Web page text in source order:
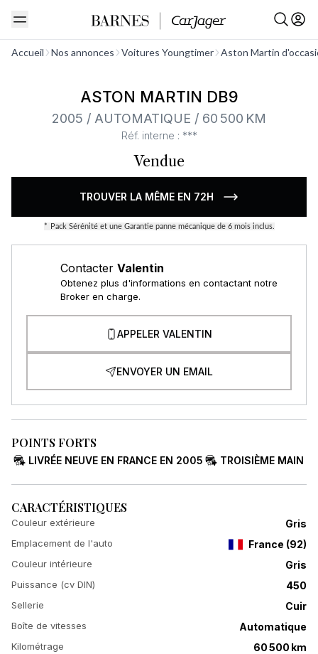
Accueil Nos annonces Voitures Youngtimer Aston MartinVoir tout
ASTON MARTIN DB9
2005 / AUTOMATIQUE / 60 500 KM
Réf. interne : ***
Vendue
TROUVER LA MÊME EN 72H
* Pack Sérénité et une Garantie panne mécanique de 6 mois inclus.
Contacter Valentin
Obtenez plus d'informations en contactant notre
Broker en charge.
APPELER VALENTIN
ENVOYER UN EMAIL
POINTS FORTS
LIVRÉE NEUVE EN FRANCE EN 2005 TROISIÈME MAIN
CARACTÉRISTIQUES
Couleur extérieure Gris
Emplacement de l'auto France (92)
Couleur intérieure Gris
Puissance (cv DIN) 450
Sellerie Cuir
Boîte de vitesses Automatique
Kilométrage 60 500 km